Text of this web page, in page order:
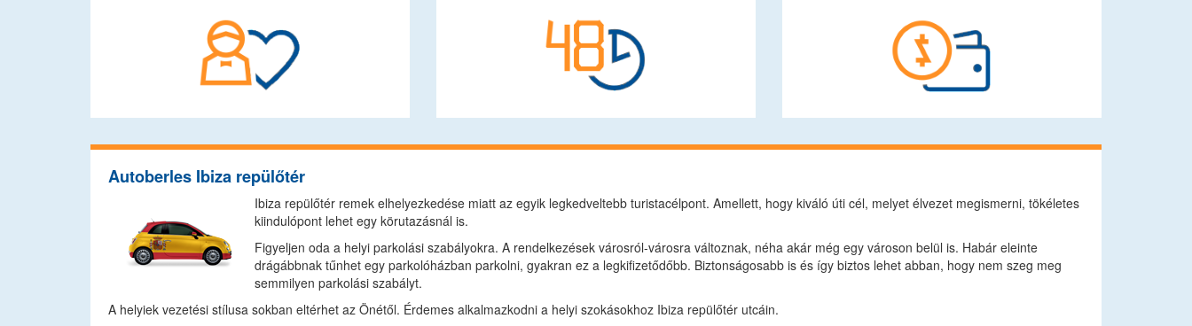
Autoberles Ibiza repülőtér
Ibiza repülőtér remek elhelyezkedése miatt az egyik legkedveltebb turistacélpont. Amellett, hogy kiváló úti cél, melyet élvezet megismerni, tökéletes
kiindulópont lehet egy körutazásnál is.
Figyeljen oda a helyi parkolási szabályokra. A rendelkezések városról-városra változnak, néha akár még egy városon belül is. Habár eleinte
drágábbnak tűnhet egy parkolóházban parkolni, gyakran ez a legkifizetődőbb. Biztonságosabb is és így biztos lehet abban, hogy nem szeg meg
semmilyen parkolási szabályt.
A helyiek vezetési stílusa sokban eltérhet az Önétől. Érdemes alkalmazkodni a helyi szokásokhoz Ibiza repülőtér utcáin.